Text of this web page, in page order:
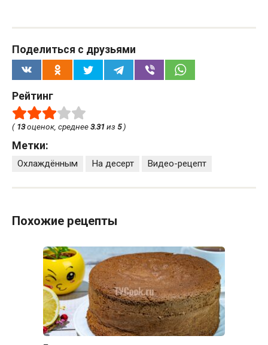
Поделиться с друзьями
Рейтинг
( 13оценок, среднее3.31из 5)
Метки:
Охлаждённым На десерт Видео-рецепт
Похожие рецепты